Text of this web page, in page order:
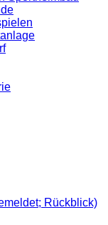
Rückblick)